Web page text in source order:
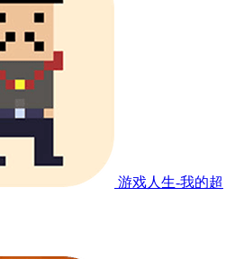
游戏人生-我的超